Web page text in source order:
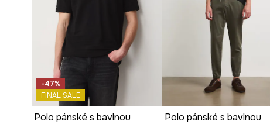
-47%
FINAL SALE
Polo pánské s bavlnou
Polo pánské s bavlnou